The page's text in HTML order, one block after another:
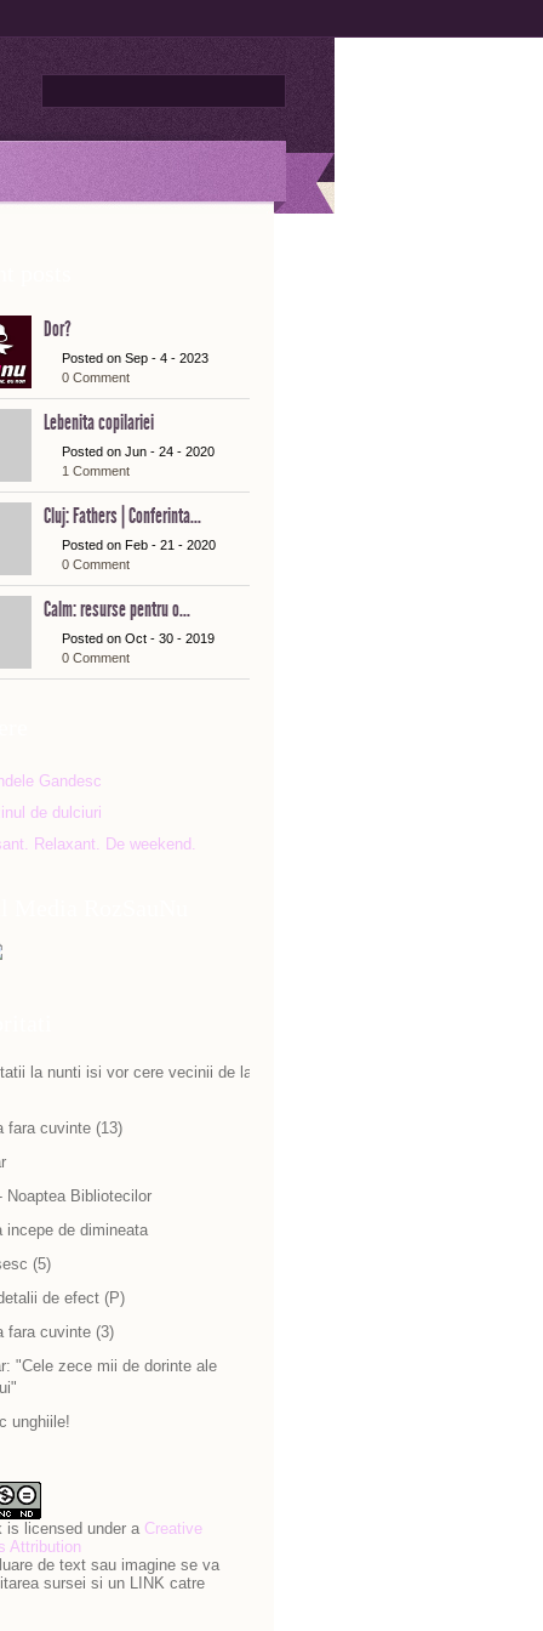
Dor?
Posted on Sep - 4 - 2023
0 Comment
Lebenita copilariei
Posted on Jun - 24 - 2020
1 Comment
Cluj: Fathers | Conferinta...
Posted on Feb - 21 - 2020
0 Comment
Calm: resurse pentru o...
Posted on Oct - 30 - 2019
0 Comment
la nunti isi vor cere vecinii de la
fara cuvinte (13)
Noaptea Bibliotecilor
incepe de dimineata
(5)
de efect (P)
fara cuvinte (3)
"Cele zece mii de dorinte ale
unghiile!
is licensed under a Creative
Attribution
de text sau imagine se va
sursei si un LINK catre